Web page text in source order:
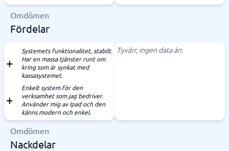
Omdömen
Fördelar
Systemets funktionalitet, stabilt.
Har en massa tjänster runt om
kring som är synkat med
kassasystemet.
Enkelt system för den
verksamhet som jag bedriver.
Använder mig av Ipad och den
känns modern och enkel.
Tyvärr, ingen data än.
Omdömen
Nackdelar